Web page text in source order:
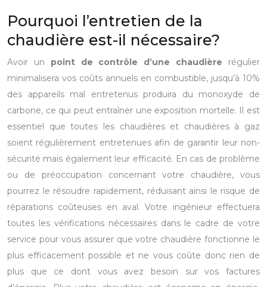
Pourquoi l’entretien de la
chaudière est-il nécessaire?
Avoir un point de contrôle d’une chaudière régulier
minimalisera vos coûts annuels en combustible, jusqu’à 10%
des appareils mal entretenus produira du monoxyde de
carbone, ce qui peut entraîner une exposition mortelle. Il est
essentiel que toutes les chaudières et chaudières à gaz
soient régulièrement entretenues afin de garantir leur non-
sécurité mais également leur efficacité. En cas de problème
ou de préoccupation concernant votre chaudière, vous
pourrez le résoudre rapidement, réduisant ainsi le risque de
réparations coûteuses en aval. Votre ingénieur effectuera
toutes les vérifications nécessaires dans le cadre de votre
service pour vous assurer que votre chaudière fonctionne le
plus efficacement possible et ne vous coûte donc rien de
plus que ce dont vous avez besoin sur vos factures